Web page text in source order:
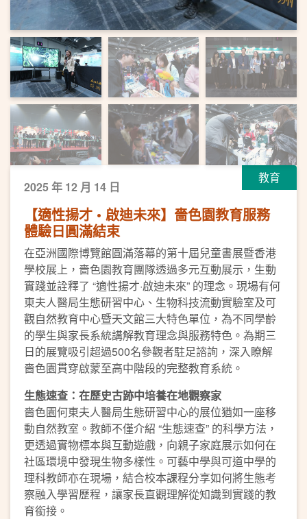
教育
2025 年 12 月 14 日
【適性揚才 • 啟迪未來】嗇色園教育服務
體驗日圓滿結束
在亞洲國際博覽館圓滿落幕的第十屆兒童書展暨香港
學校展上，嗇色園教育團隊透過多元互動展示，生動
實踐並詮釋了 “適性揚才·啟迪未來” 的理念。現場有何
東夫人醫局生態研習中心、生物科技流動實驗室及可
觀自然教育中心暨天文館三大特色單位，為不同學齡
的學生與家長系統講解教育理念與服務特色。為期三
日的展覽吸引超過500名參觀者駐足諮詢，深入瞭解
嗇色園貫穿啟蒙至高中階段的完整教育系統。
生態速查：在歷史古跡中培養在地觀察家
嗇色園何東夫人醫局生態研習中心的展位猶如一座移
動自然教室。教師不僅介紹 “生態速查” 的科學方法，
更透過實物標本與互動遊戲，向親子家庭展示如何在
社區環境中發現生物多樣性。可藝中學與可道中學的
理科教師亦在現場，結合校本課程分享如何將生態考
察融入學習歷程，讓家長直觀理解從知識到實踐的教
育銜接。